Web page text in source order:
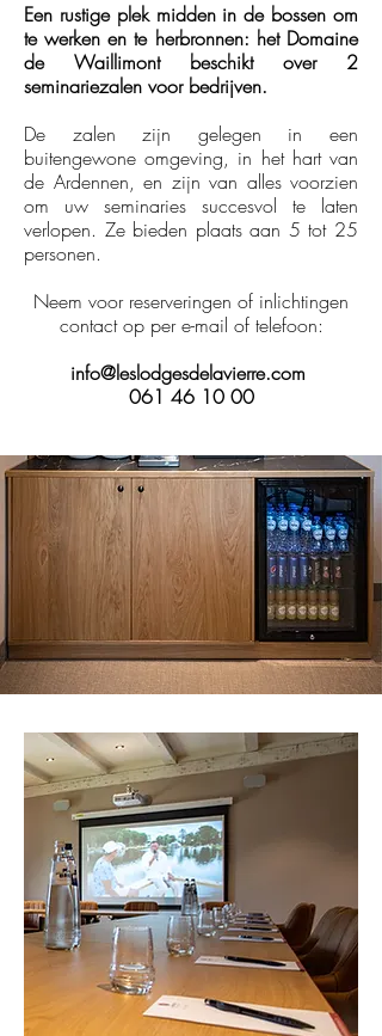
Een rustige plek midden in de bossen om
te werken en te herbronnen: het Domaine
de Waillimont beschikt over 2
seminariezalen voor bedrijven.
De zalen zijn gelegen in een
buitengewone omgeving, in het hart van
de Ardennen, en zijn van alles voorzien
om uw seminaries succesvol te laten
verlopen. Ze bieden plaats aan 5 tot 25
personen.
Neem voor reserveringen of inlichtingen
contact op per e-mail of telefoon:
info@leslodgesdelavierre.com
061 46 10 00